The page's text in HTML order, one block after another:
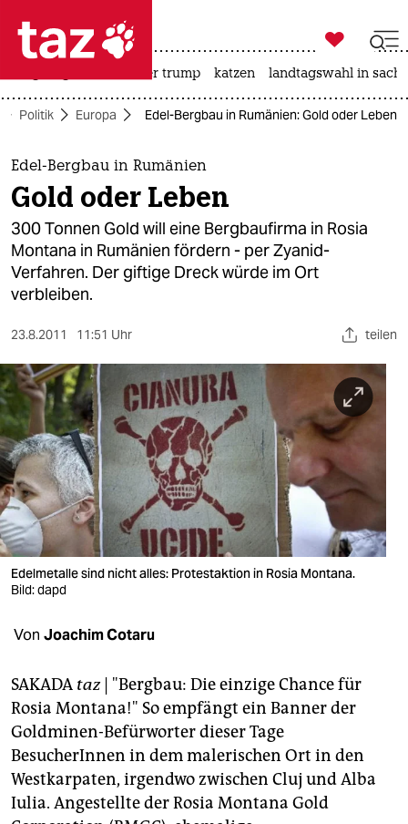
 taz zahl ich
taz zahl ich
themen
politik
öko
gesellschaft
kultur
sport
berlin
nord
wahrheit
verlag
verlag
shop
fragen & hilfe
unterstützen
abo
genossenschaft

taz zahl ich
usa unter trump katzen landtagswahl in
Politik Europa Edel-Bergbau in Rumänien: Gold oder Leben
Edel-Bergbau in Rumänien
Gold oder Leben
300 Tonnen Gold will eine Bergbaufirma in Rosia
Montana in Rumänien fördern - per Zyanid-
Verfahren. Der giftige Dreck würde im Ort
verbleiben.
23.8.2011 11:51 Uhr teilen
Edelmetalle sind nicht alles: Protestaktion in Rosia Montana.
Bild: dapd
Von Joachim Cotaru
SAKADA taz| "Bergbau: Die einzige Chance für
Rosia Montana!" So empfängt ein Banner der
Goldminen-Befürworter dieser Tage
BesucherInnen in dem malerischen Ort in den
Westkarpaten, irgendwo zwischen Cluj und Alba
Iulia. Angestellte der Rosia Montana Gold